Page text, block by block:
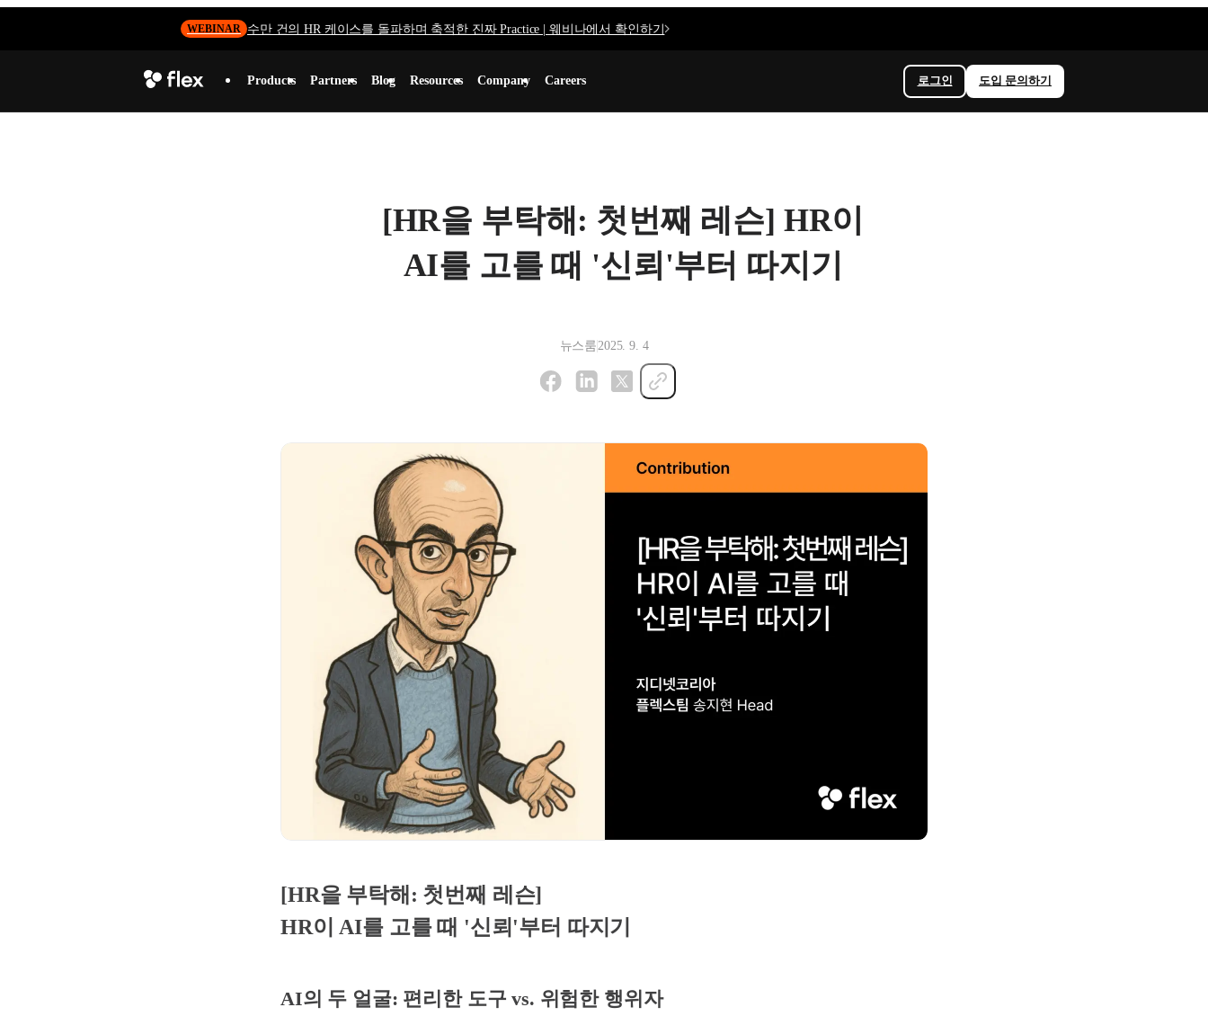
WEBINAR 수만 건의 HR 케이스를 돌파하며 축적한 진짜 Practice | 웨비나에서 확인하기
Products Partners Blog Resources Company Careers 로그인 도입 문의하기
[HR을 부탁해: 첫번째 레슨] HR이
AI를 고를 때 '신뢰'부터 따지기
뉴스룸2025. 9. 4
[HR을 부탁해: 첫번째 레슨]
HR이 AI를 고를 때 '신뢰'부터 따지기
AI의 두 얼굴: 편리한 도구 vs. 위험한 행위자